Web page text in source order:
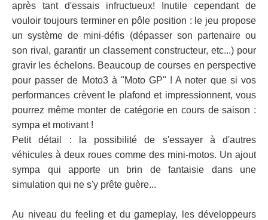
après tant d'essais infructueux! Inutile cependant de
vouloir toujours terminer en pôle position : le jeu propose
un système de mini-défis (dépasser son partenaire ou
son rival, garantir un classement constructeur, etc...) pour
gravir les échelons. Beaucoup de courses en perspective
pour passer de Moto3 à "Moto GP" ! A noter que si vos
performances crèvent le plafond et impressionnent, vous
pourrez même monter de catégorie en cours de saison :
sympa et motivant !
Petit détail : la possibilité de s'essayer à d'autres
véhicules à deux roues comme des mini-motos. Un ajout
sympa qui apporte un brin de fantaisie dans une
simulation qui ne s'y prête guère...
Au niveau du feeling et du gameplay, les développeurs